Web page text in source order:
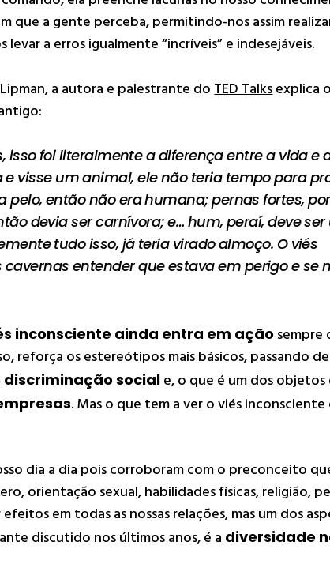
que a gente perceba, permitindo-nos assim
a erros igualmente “incríveis” e indesejáveis.
a autora e palestrante doTED Talksexplica o
isso foi literalmente a diferença entre a vida e
visse um animal, ele não teria tempo para
então não era humana; pernas fortes,
devia ser carnívora; e… hum, peraí, deve
tudo isso, já teria virado almoço. O viés
entender que estava em perigo e se
inconsciente ainda entra em ação sempre
reforça os estereótipos mais básicos, passando
discriminação social e, o que é um dos
. Mas o que tem a ver o viés inconsciente
dia a dia pois corroboram com o preconceito
orientação sexual, habilidades físicas, religião,
em todas as nossas relações, mas um dos
discutido nos últimos anos, é a diversidade